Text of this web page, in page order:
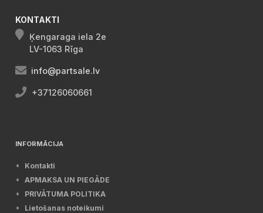
KONTAKTI
Ķengaraga iela 2e
LV-1063 Rīga
info@partsale.lv
+37126060661
INFORMĀCIJA
Kontakti
APMAKSA UN PIEGĀDE
PRIVĀTUMA POLITIKA
Lietošanas noteikumi